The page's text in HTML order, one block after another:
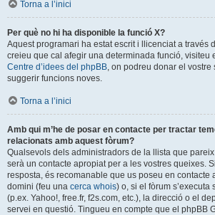
Torna a l’inici
Per què no hi ha disponible la funció X?
Aquest programari ha estat escrit i llicenciat a través
creieu que cal afegir una determinada funció, visiteu
Centre d’idees del phpBB, on podreu donar el
suggerir funcions noves.
Torna a l’inici
Amb qui m’he de posar en contacte per tractar
relacionats amb aquest fòrum?
Qualsevols dels administradors de la llista que pareix
serà un contacte apropiat per a les vostres queixes.
resposta, és recomanable que us poseu en contacte
domini (feu una cerca whois) o, si el fòrum
(p.ex. Yahoo!, free.fr, f2s.com, etc.), la direcció o el
servei en questió. Tingueu en compte que el phpBB